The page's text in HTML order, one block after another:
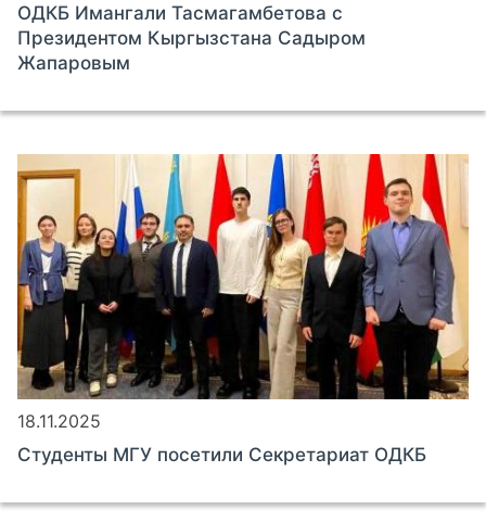
ОДКБ Имангали Тасмагамбетова с
Президентом Кыргызстана Садыром
Жапаровым
18.11.2025
Студенты МГУ посетили Секретариат ОДКБ